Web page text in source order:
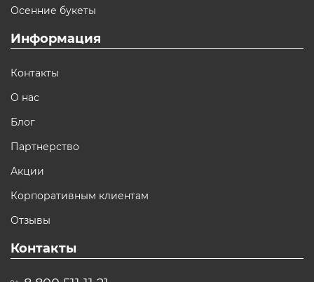
Осенние букеты
Информация
Контакты
О нас
Блог
Партнерство
Акции
Корпоративным клиентам
Отзывы
Контакты